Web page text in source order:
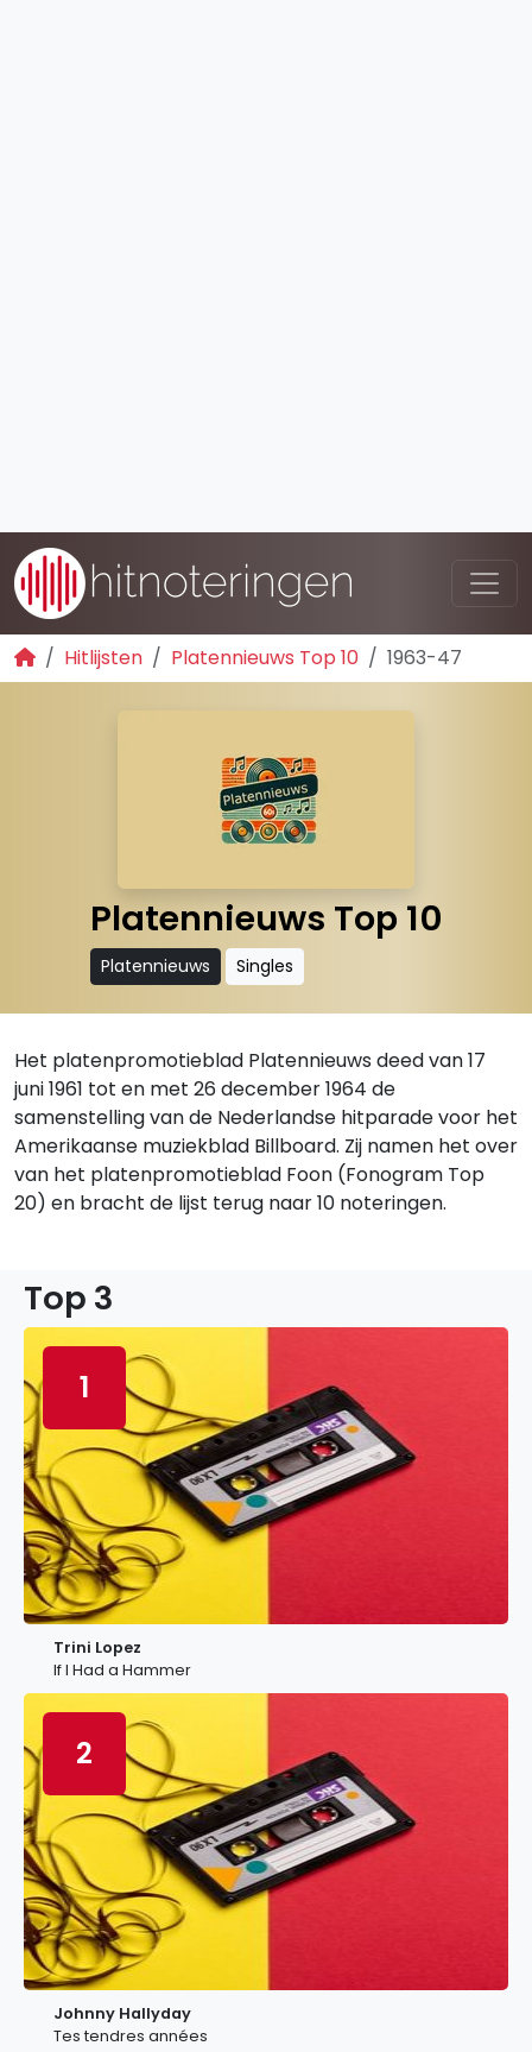
Hitlijsten Platennieuws Top 10 1963-47
Platennieuws Top 10
Platennieuws Singles
Het platenpromotieblad Platennieuws deed van 17
juni 1961 tot en met 26 december 1964 de
samenstelling van de Nederlandse hitparade voor het
Amerikaanse muziekblad Billboard. Zij namen het over
van het platenpromotieblad Foon (Fonogram Top
20) en bracht de lijst terug naar 10 noteringen.
Top 3
1
Trini Lopez
If I Had a Hammer
2
Johnny Hallyday
Tes tendres années